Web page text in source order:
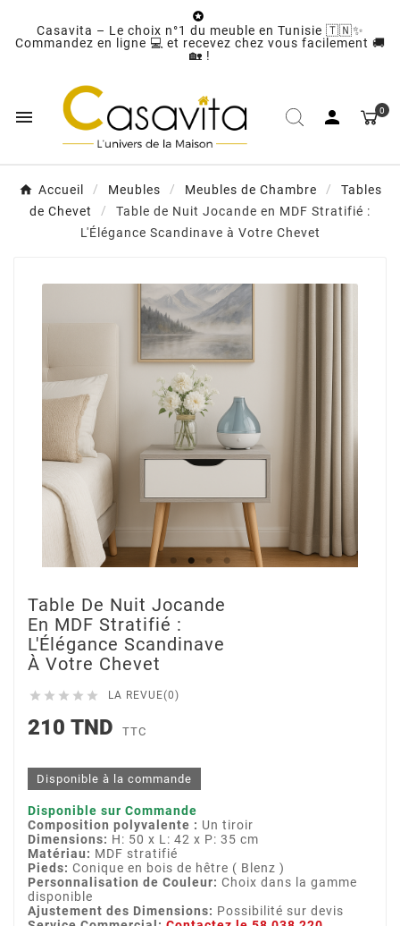

Casavita – Le choix n°1 du meuble en Tunisie 🇹🇳✨
Commandez en ligne 💻 et recevez chez vous facilement 🚚
🏡 !
  0
Accueil Meubles Meubles de Chambre
Tables
de Chevet
Table de Nuit Jocande en MDF Stratifié :
L'Élégance Scandinave à Votre Chevet
Table De Nuit Jocande
En MDF Stratifié :
L'Élégance Scandinave
À Votre Chevet
     LA REVUE(0)
210 TND TTC
Disponible à la commande
Disponible sur Commande
Composition polyvalente : Un tiroir
Dimensions: H: 50 x L: 42 x P: 35 cm
Matériau: MDF stratifié
Pieds: Conique en bois de hêtre ( Blenz )
Personnalisation de Couleur: Choix dans la gamme
disponible
Ajustement des Dimensions: Possibilité sur devis